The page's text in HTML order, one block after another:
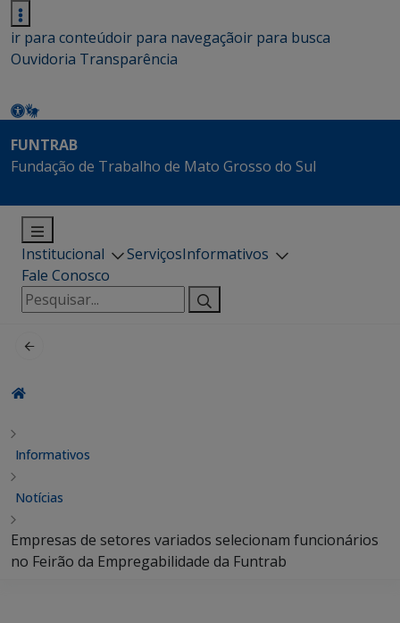
ir para conteúdoir para navegaçãoir para busca
Ouvidoria Transparência
FUNTRAB
Fundação de Trabalho de Mato Grosso do Sul
Institucional ServiçosInformativos
Fale Conosco
Pesquisar
por:
Informativos
Notícias
Empresas de setores variados selecionam funcionários
no Feirão da Empregabilidade da Funtrab